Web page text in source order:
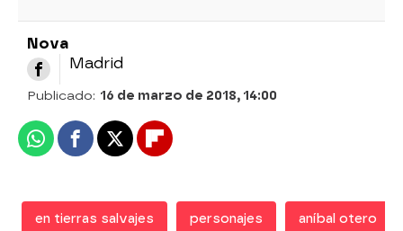
Nova
Madrid
Publicado: 16 de marzo de 2018, 14:00
WhatsappFacebook
X Flipboard
en tierras salvajes personajes aníbal otero